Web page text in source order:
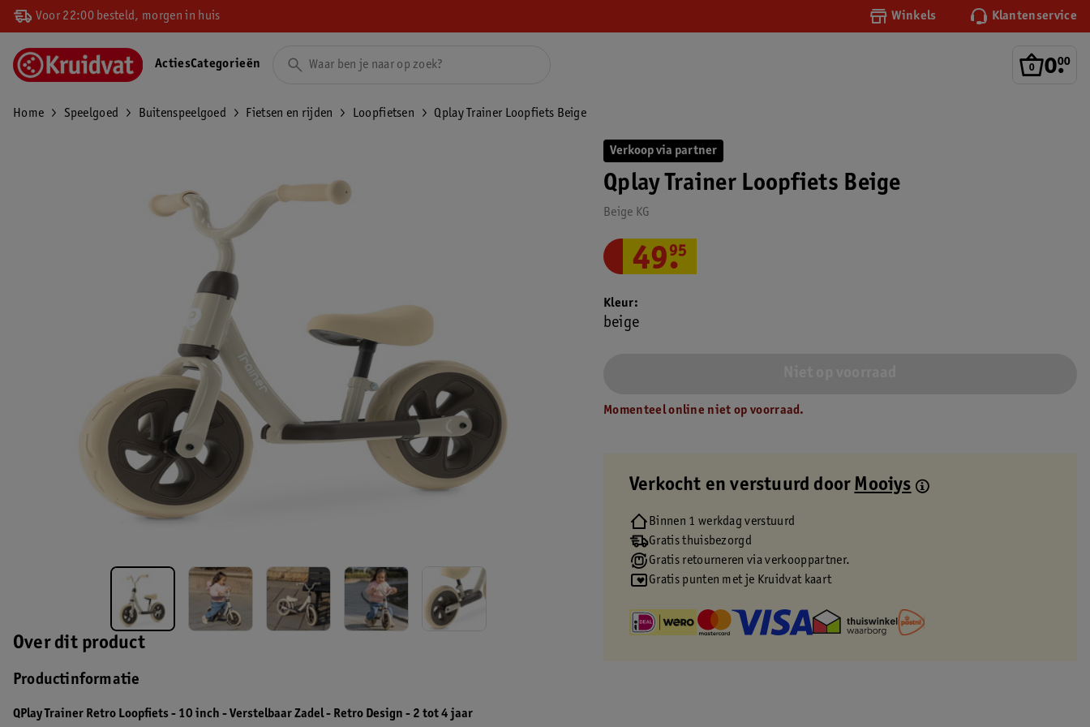
Voor 22:00 besteld, morgen in huis Winkels Klantenservice
0.
00
ActiesCategorieën
Home Speelgoed Buitenspeelgoed Fietsen en rijden Loopfietsen Qplay Trainer Loopfiets Beige
Over dit product
Productinformatie
QPlay Trainer Retro Loopfiets - 10 inch - Verstelbaar Zadel - Retro Design - 2 tot 4 jaar
Verkoop via partner
Qplay Trainer Loopfiets Beige
Beige KG
49.
95
Kleur
beige
Momenteel online niet op voorraad.
Verkocht en verstuurd door Mooiys
Binnen 1 werkdag verstuurd
Gratis thuisbezorgd
Gratis retourneren via verkooppartner.
Gratis punten met je Kruidvat kaart